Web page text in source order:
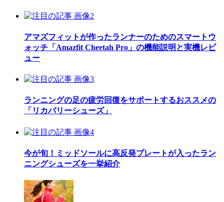
アマズフィットが作ったランナーのためのスマートウ
ォッチ「Amazfit Cheetah Pro」の機能説明と実機レビ
ュー
ランニングの足の疲労回復をサポートするおススメの
「リカバリーシューズ」
今が旬！ミッドソールに高反発プレートが入ったラン
ニングシューズを一挙紹介